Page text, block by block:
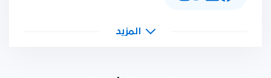
المزيد